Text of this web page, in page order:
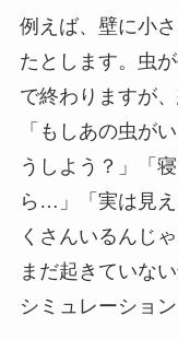
例えば、壁に小
たとします。虫
で終わりますが
「もしあの虫が
うしよう？」「
ら…」「実は見
くさんいるんじ
まだ起きていな
シミュレーショ